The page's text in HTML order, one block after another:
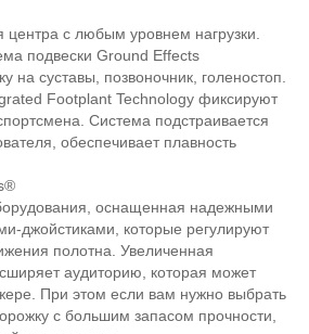
с любым уровнем нагрузки.
подвески Ground Effects
на суставы, позвоночник, голеностоп.
Footplant Technology фиксируют
Система подстраивается
обеспечивает плавность
оснащенная надежными
джойстиками, которые регулируют
полотна. Увеличенная
аудиторию, которая может
При этом если вам нужно выбрать
с большим запасом прочности,